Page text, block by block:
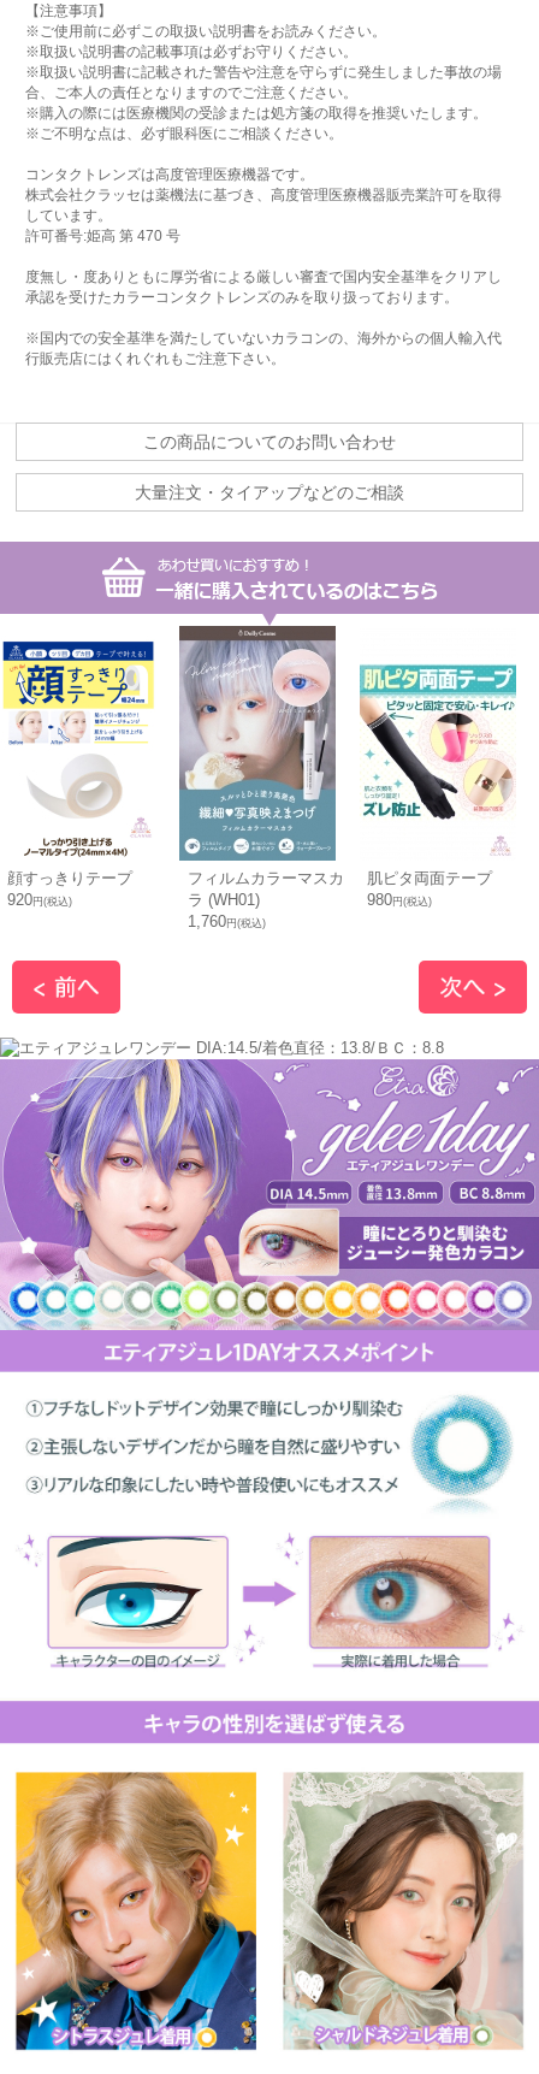
【注意事項】
※ご使用前に必ずこの取扱い説明書をお読みください。
※取扱い説明書の記載事項は必ずお守りください。
※取扱い説明書に記載された警告や注意を守らずに発生しました事故の場
合、ご本人の責任となりますのでご注意ください。
※購入の際には医療機関の受診または処方箋の取得を推奨いたします。
※ご不明な点は、必ず眼科医にご相談ください。
コンタクトレンズは高度管理医療機器です。
株式会社クラッセは薬機法に基づき、高度管理医療機器販売業許可を取得
しています。
許可番号:姫高 第 470 号
度無し・度ありともに厚労省による厳しい審査で国内安全基準をクリアし
承認を受けたカラーコンタクトレンズのみを取り扱っております。
※国内での安全基準を満たしていないカラコンの、海外からの個人輸入代
行販売店にはくれぐれもご注意下さい。
この商品についてのお問い合わせ
大量注文・タイアップなどのご相談
顔すっきりテープ
920円(税込)
フィルムカラーマスカ
ラ (WH01)
1,760円(税込)
肌ピタ両面テープ
980円(税込)